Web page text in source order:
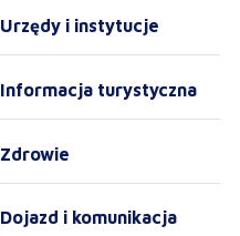
Urzędy i instytucje
Informacja turystyczna
Zdrowie
Dojazd i komunikacja